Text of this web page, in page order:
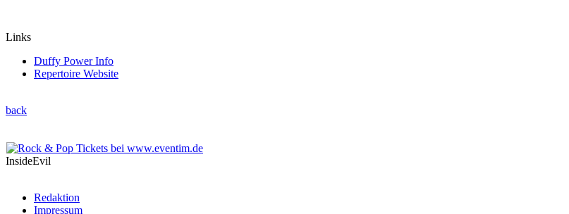
Links
Duffy Power Info
Repertoire Website
back
InsideEvil
Redaktion
Impressum